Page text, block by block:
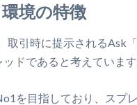
境の特徴
取引時に提示されるAsk
ドであると考えています
を目指しており、スプ